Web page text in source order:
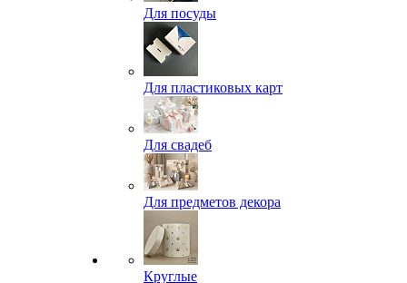
Для посуды
Для пластиковых карт
Для свадеб
Для предметов декора
Круглые